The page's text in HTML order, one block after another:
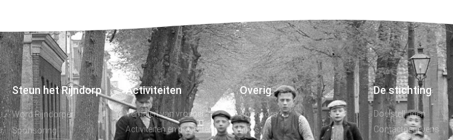
Steun het Rijndorp
Word Rijndorper
Sponsoring
Activiteiten
Verhalen van vroeger
Activiteiten en projecten
Overig
Sponsors
Links
De stichting
Doelstellingen
Contactgegevens